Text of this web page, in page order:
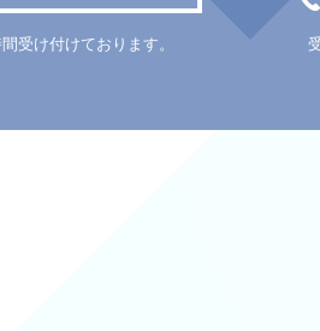
受け付けております。